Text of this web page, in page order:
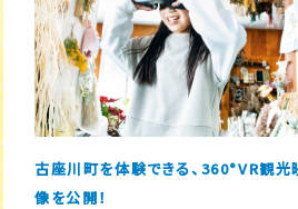
古座川町を体験できる、360°VR観光
像を公開！